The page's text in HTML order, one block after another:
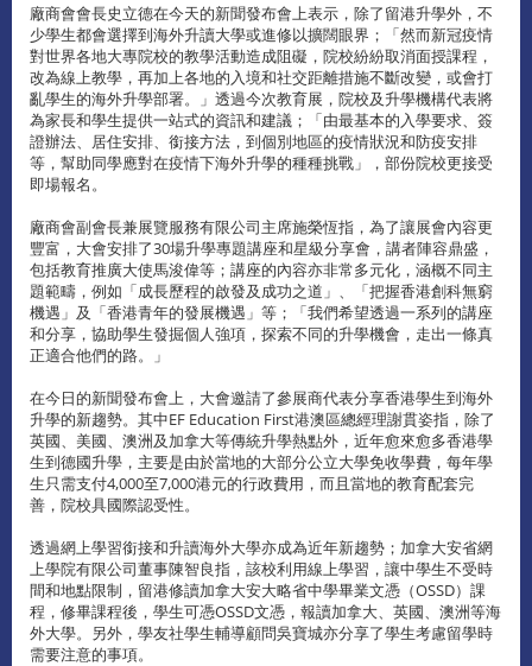
廠商會會長史立德在今天的新聞發布會上表示，除了留港升學外，不
少學生都會選擇到海外升讀大學或進修以擴闊眼界；「然而新冠疫情
對世界各地大專院校的教學活動造成阻礙，院校紛紛取消面授課程，
改為線上教學，再加上各地的入境和社交距離措施不斷改變，或會打
亂學生的海外升學部署。」透過今次教育展，院校及升學機構代表將
為家長和學生提供一站式的資訊和建議；「由最基本的入學要求、簽
證辦法、居住安排、銜接方法，到個別地區的疫情狀況和防疫安排
等，幫助同學應對在疫情下海外升學的種種挑戰」，部份院校更接受
即場報名。
廠商會副會長兼展覽服務有限公司主席施榮恆指，為了讓展會內容更
豐富，大會安排了30場升學專題講座和星級分享會，講者陣容鼎盛，
包括教育推廣大使馬浚偉等；講座的內容亦非常多元化，涵概不同主
題範疇，例如「成長歷程的啟發及成功之道」、「把握香港創科無窮
機遇」及「香港青年的發展機遇」等；「我們希望透過一系列的講座
和分享，協助學生發掘個人強項，探索不同的升學機會，走出一條真
正適合他們的路。」
在今日的新聞發布會上，大會邀請了參展商代表分享香港學生到海外
升學的新趨勢。其中EF Education First港澳區總經理謝貫姿指，除了
英國、美國、澳洲及加拿大等傳統升學熱點外，近年愈來愈多香港學
生到德國升學，主要是由於當地的大部分公立大學免收學費，每年學
生只需支付4,000至7,000港元的行政費用，而且當地的教育配套完
善，院校具國際認受性。
透過網上學習銜接和升讀海外大學亦成為近年新趨勢；加拿大安省網
上學院有限公司董事陳智良指，該校利用線上學習，讓中學生不受時
間和地點限制，留港修讀加拿大安大略省中學畢業文憑（OSSD）課
程，修畢課程後，學生可憑OSSD文憑，報讀加拿大、英國、澳洲等海
外大學。另外，學友社學生輔導顧問吳寶城亦分享了學生考慮留學時
需要注意的事項。